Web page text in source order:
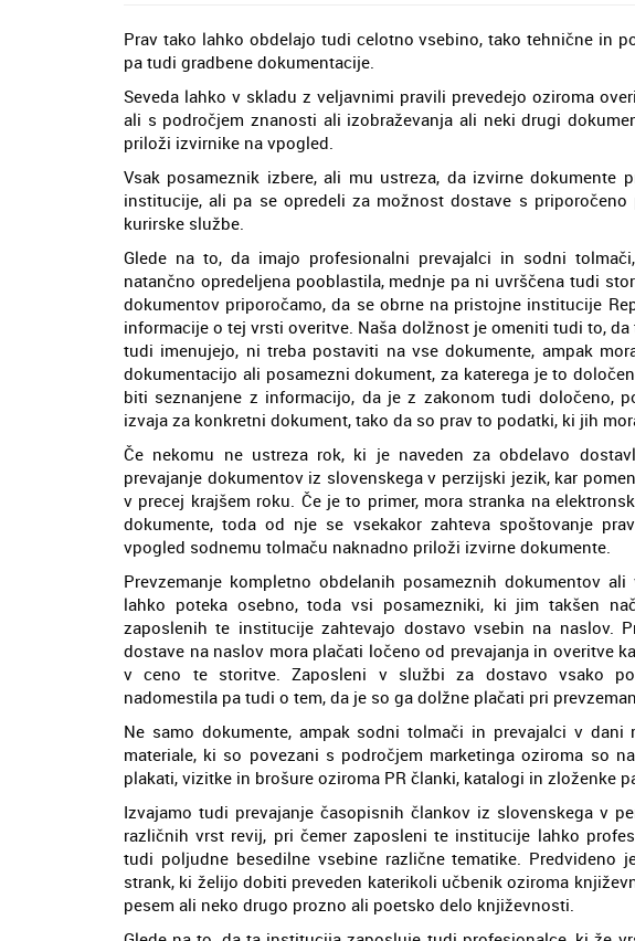
Prav tako lahko obdelajo tudi celotno vsebino, tako tehnične in
pa tudi gradbene dokumentacije.
Seveda lahko v skladu z veljavnimi pravili prevedejo oziroma
ali s področjem znanosti ali izobraževanja ali neki drugi
priloži izvirnike na vpogled.
Vsak posameznik izbere, ali mu ustreza, da izvirne dokumente
institucije, ali pa se opredeli za možnost dostave s
kurirske službe.
Glede na to, da imajo profesionalni prevajalci in sodni
natančno opredeljena pooblastila, mednje pa ni uvrščena tudi
dokumentov priporočamo, da se obrne na pristojne institucije
informacije o tej vrsti overitve. Naša dolžnost je omeniti tudi to,
tudi imenujejo, ni treba postaviti na vse dokumente, ampak
dokumentacijo ali posamezni dokument, za katerega je to
biti seznanjene z informacijo, da je z zakonom tudi določeno,
izvaja za konkretni dokument, tako da so prav to podatki, ki jih
Če nekomu ne ustreza rok, ki je naveden za obdelavo
prevajanje dokumentov iz slovenskega v perzijski jezik, kar
v precej krajšem roku. Če je to primer, mora stranka na
dokumente, toda od nje se vsekakor zahteva spoštovanje
vpogled sodnemu tolmaču naknadno priloži izvirne dokumente.
Prevzemanje kompletno obdelanih posameznih dokumentov
lahko poteka osebno, toda vsi posamezniki, ki jim takšen
zaposlenih te institucije zahtevajo dostavo vsebin na naslov.
dostave na naslov mora plačati ločeno od prevajanja in overitve
v ceno te storitve. Zaposleni v službi za dostavo vsako
nadomestila pa tudi o tem, da je so ga dolžne plačati pri
Ne samo dokumente, ampak sodni tolmači in prevajalci v
materiale, ki so povezani s področjem marketinga oziroma so
plakati, vizitke in brošure oziroma PR članki, katalogi in zloženke
Izvajamo tudi prevajanje časopisnih člankov iz slovenskega v
različnih vrst revij, pri čemer zaposleni te institucije lahko
tudi poljudne besedilne vsebine različne tematike.
strank, ki želijo dobiti preveden katerikoli učbenik oziroma
pesem ali neko drugo prozno ali poetsko delo književnosti.